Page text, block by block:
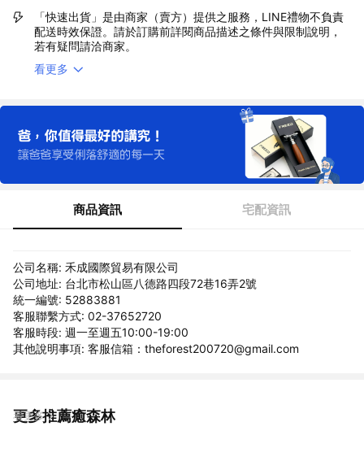
「快速出貨」是由商家（賣方）提供之服務，LINE禮物不負責
配送時效保證。請於訂購前詳閱商品描述之條件與限制說明，
若有疑問請洽商家。
看更多
商品資訊 宅配資訊
公司名稱: 禾成國際貿易有限公司
公司地址: 台北市松山區八德路四段72巷16弄2號
統一編號: 52883881
客服聯繫方式: 02-37652720
客服時段: 週一至週五10:00-19:00
其他說明事項: 客服信箱：theforest200720@gmail.com
更多推薦癒森林
看更多